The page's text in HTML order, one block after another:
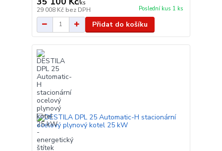
/ks
29 008 Kč bez DPH Poslední kus 1 ks
Přidat do košíku